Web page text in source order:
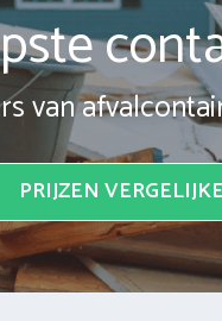
van
PRIJZEN